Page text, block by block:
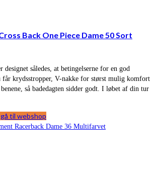
Back One Piece Dame 50 Sort
designet således, at betingelserne for en god
krydsstropper, V-nakke for størst mulig komfort
så badedagten sidder godt. I løbet af din tur
til webshop